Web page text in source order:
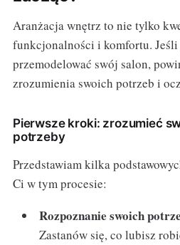
Aranżacja wnętrz to nie tylko
funkcjonalności i komfortu. Jeśli
przemodelować swój salon,
zrozumienia swoich potrzeb i
Pierwsze kroki: zrozumieć
potrzeby
Przedstawiam kilka
Ci w tym procesie:
Rozpoznanie swoich
Zastanów się, co lubisz